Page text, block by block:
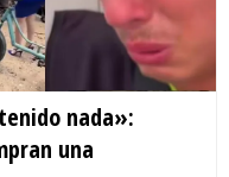
nada»:
una